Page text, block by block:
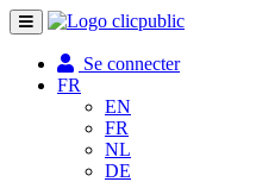
Toggle
navigation
Se connecter
FR
EN
FR
NL
DE